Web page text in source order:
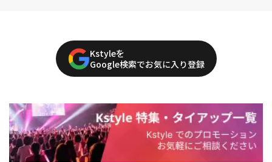
Kstyleを
Google検索でお気に入り登録